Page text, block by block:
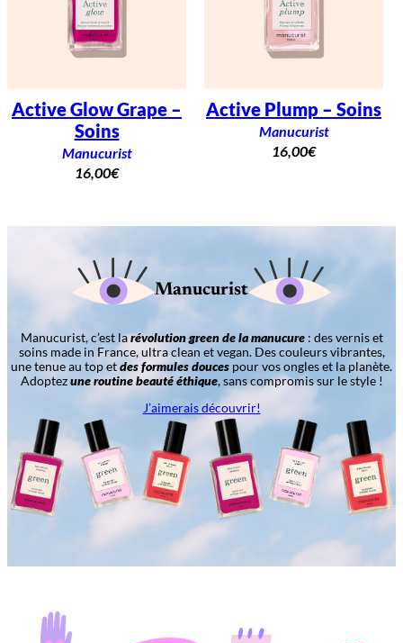
Active Glow Grape –
Soins
Manucurist
16,00€
Active Plump – Soins
Manucurist
16,00€
Manucurist
Manucurist, c’est larévolution green de la manucure: des vernis et
soins made in France, ultra clean et vegan. Des couleurs vibrantes,
une tenue au top etdes formules douces pour vos ongles et la planète.
Adoptezune routine beauté éthique, sans compromis sur le style !
J’aimerais découvrir!